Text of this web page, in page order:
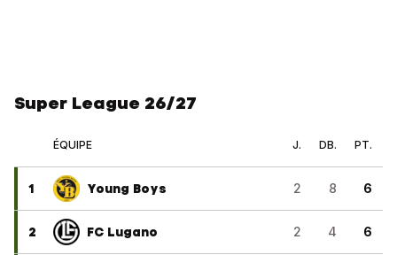
Super League 26/27
ÉQUIPE J. DB. PT.
1 Young Boys 2 8 6
2 FC Lugano 2 4 6